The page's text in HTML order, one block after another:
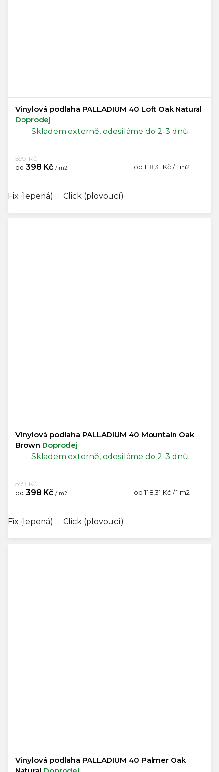
Vinylová podlaha PALLADIUM 40 Loft Oak Natural
Doprodej
Skladem externě, odesíláme do 2-3 dnů
od 398 Kč / m2
599 Kč
Měrná
od 118,31 Kč / 1 m2
Fix (lepená) Click (plovoucí)
Vinylová podlaha PALLADIUM 40 Mountain Oak
Brown Doprodej
Skladem externě, odesíláme do 2-3 dnů
od 398 Kč / m2
599 Kč
Měrná
od 118,31 Kč / 1 m2
Fix (lepená) Click (plovoucí)
Vinylová podlaha PALLADIUM 40 Palmer Oak